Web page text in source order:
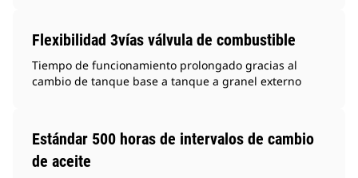
Flexibilidad 3vías válvula de combustible
Tiempo de funcionamiento prolongado gracias al
cambio de tanque base a tanque a granel externo
Estándar 500 horas de intervalos de cambio
de aceite